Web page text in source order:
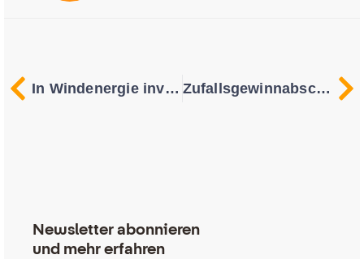
In Windenergie investieren: Alles über die Investition in Windkraft Zufallsgewinnabschöpfung: Was Anlagenbetreibende beachten müssen
Newsletter abonnieren
und mehr erfahren